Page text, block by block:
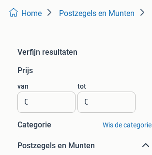
Home Postzegels en Munten
Verfijn resultaten
Prijs
van
€
tot
€
Categorie Wis de categorie
Postzegels en Munten